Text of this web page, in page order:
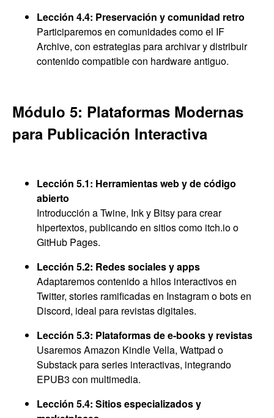
Lección 4.4: Preservación y comunidad retro
Participaremos en comunidades como el IF
Archive, con estrategias para archivar y distribuir
contenido compatible con hardware antiguo.
Módulo 5: Plataformas Modernas
para Publicación Interactiva
Lección 5.1: Herramientas web y de código
abierto
Introducción a Twine, Ink y Bitsy para crear
hipertextos, publicando en sitios como itch.io o
GitHub Pages.
Lección 5.2: Redes sociales y apps
Adaptaremos contenido a hilos interactivos en
Twitter, stories ramificadas en Instagram o bots en
Discord, ideal para revistas digitales.
Lección 5.3: Plataformas de e-books y revistas
Usaremos Amazon Kindle Vella, Wattpad o
Substack para series interactivas, integrando
EPUB3 con multimedia.
Lección 5.4: Sitios especializados y